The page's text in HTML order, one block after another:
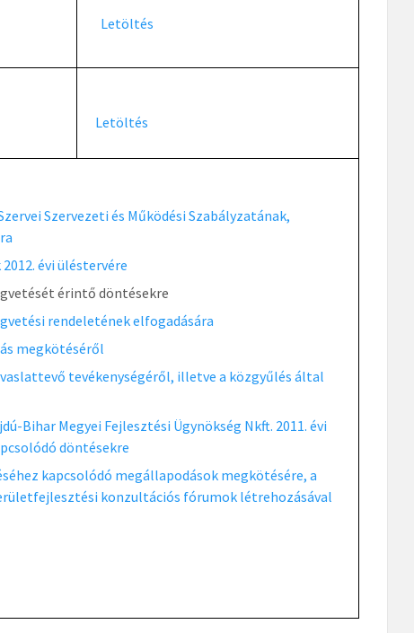
Letöltés
Letöltés
Szervezeti és Működési Szabályzatának,
évi üléstervére
érintő döntésekre
rendeletének elfogadására
megkötéséről
tevékenységéről, illetve a közgyűlés által
Bihar Megyei Fejlesztési Ügynökség Nkft. 2011. évi
döntésekre
kapcsolódó megállapodások megkötésére, a
konzultációs fórumok létrehozásával